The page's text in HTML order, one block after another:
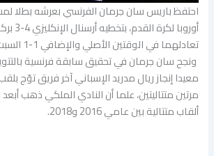
احتفظ باريس سان جرمان الفرنسي بعرشه بطلا
أوروبا
تعادلهما في
ونجح سان جرمان في تحقيق سابقة فرنسية
معيدا إنجاز ريال مدريد الإسباني آخر فريق توّج
مرتين متتاليتين، علما أن النادي الملكي ذهب
ألقاب متتالية بين عامي 2016 و2018.